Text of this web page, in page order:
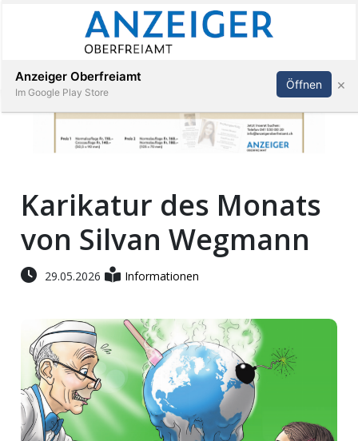
Veranstaltungen
Stellen
App
Abonnieren Anmelden
Karikatur des Monats
von Silvan Wegmann
29.05.2026 Informationen
Anzeiger Oberfreiamt
Im Google Play Store
Öffnen ×